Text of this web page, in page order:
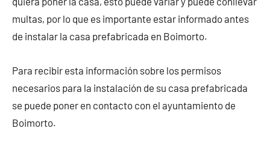
multas, por lo que es importante estar informado antes
de instalar la casa prefabricada en Boimorto.
Para recibir esta información sobre los permisos
necesarios para la instalación de su casa prefabricada
se puede poner en contacto con el ayuntamiento de
Boimorto.